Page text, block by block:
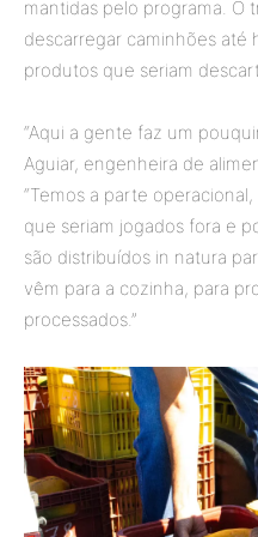
mantidas pelo programa. O
descarregar caminhões até
produtos que seriam
“Aqui a gente faz um
Aguiar, engenheira de
“Temos a parte
que seriam jogados fora e
são distribuídos in natura
vêm para a cozinha, para
processados.”